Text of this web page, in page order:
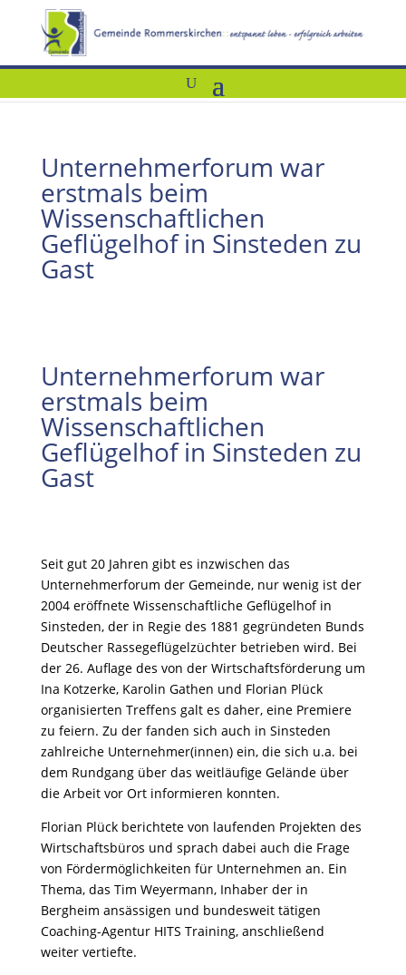
Unternehmerforum war
erstmals beim
Wissenschaftlichen
Geflügelhof in Sinsteden zu
Gast
Unternehmerforum war
erstmals beim
Wissenschaftlichen
Geflügelhof in Sinsteden zu
Gast
Seit gut 20 Jahren gibt es inzwischen das
Unternehmerforum der Gemeinde, nur wenig ist der
2004 eröffnete Wissenschaftliche Geflügelhof in
Sinsteden, der in Regie des 1881 gegründeten Bunds
Deutscher Rassegeflügelzüchter betrieben wird. Bei
der 26. Auflage des von der Wirtschaftsförderung um
Ina Kotzerke, Karolin Gathen und Florian Plück
organisierten Treffens galt es daher, eine Premiere
zu feiern. Zu der fanden sich auch in Sinsteden
zahlreiche Unternehmer(innen) ein, die sich u.a. bei
dem Rundgang über das weitläufige Gelände über
die Arbeit vor Ort informieren konnten.
Florian Plück berichtete von laufenden Projekten des
Wirtschaftsbüros und sprach dabei auch die Frage
von Fördermöglichkeiten für Unternehmen an. Ein
Thema, das Tim Weyermann, Inhaber der in
Bergheim ansässigen und bundesweit tätigen
Coaching-Agentur HITS Training, anschließend
weiter vertiefte.